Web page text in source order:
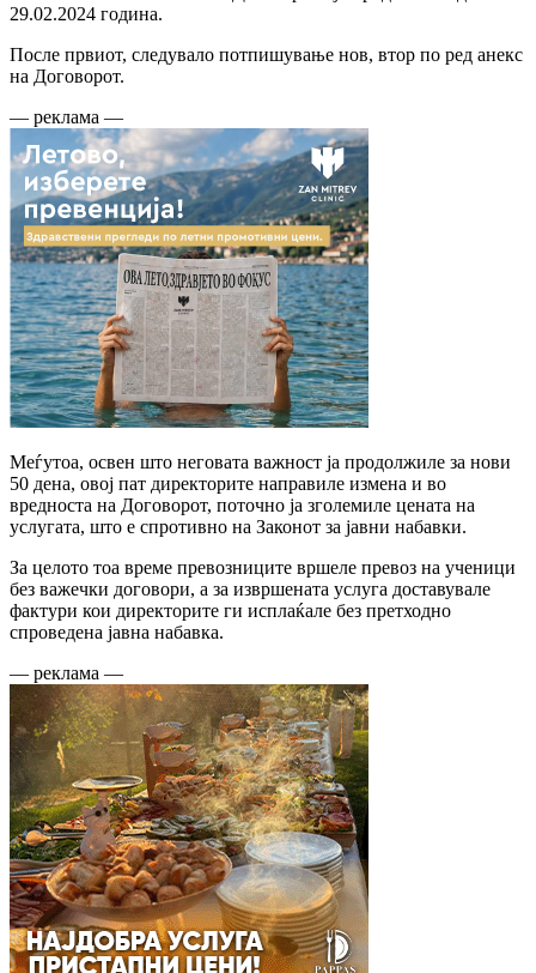
29.02.2024 година.
После првиот, следувало потпишување нов, втор по ред анекс
на Договорот.
— реклама —
Меѓутоа, освен што неговата важност ја продолжиле за нови
50 дена, овој пат директорите направиле измена и во
вредноста на Договорот, поточно ја зголемиле цената на
услугата, што е спротивно на Законот за јавни набавки.
За целото тоа време превозниците вршеле превоз на ученици
без важечки договори, а за извршената услуга доставувале
фактури кои директорите ги исплаќале без претходно
спроведена јавна набавка.
— реклама —